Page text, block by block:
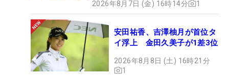
2026年8月7日 (金) 16時14分 1
安田祐香、吉澤柚月が首位タ
イ浮上 金田久美子が1差3位
2026年8月8日 (土) 16時21分
1